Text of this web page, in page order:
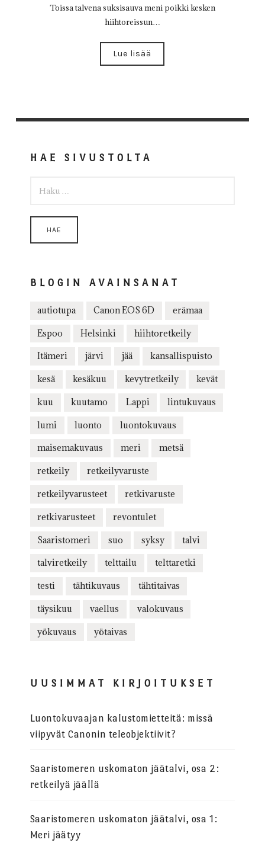
Toissa talvena suksisauva meni poikki kesken
hiihtoreissun…
Lue lisää
HAE SIVUSTOLTA
BLOGIN AVAINSANAT
autiotupa Canon EOS 6D erämaa
Espoo Helsinki hiihtoretkeily
Itämeri järvi jää kansallispuisto
kesä kesäkuu kevytretkeily kevät
kuu kuutamo Lappi lintukuvaus
lumi luonto luontokuvaus
maisemakuvaus meri metsä
retkeily retkeilyvaruste
retkeilyvarusteet retkivaruste
retkivarusteet revontulet
Saaristomeri suo syksy talvi
talviretkeily telttailu telttaretki
testi tähtikuvaus tähtitaivas
täysikuu vaellus valokuvaus
yökuvaus yötaivas
UUSIMMAT KIRJOITUKSET
Luontokuvaajan kalustomietteitä: missä
viipyvät Canonin teleobjektiivit?
Saaristomeren uskomaton jäätalvi, osa 2:
retkeilyä jäällä
Saaristomeren uskomaton jäätalvi, osa 1:
Meri jäätyy